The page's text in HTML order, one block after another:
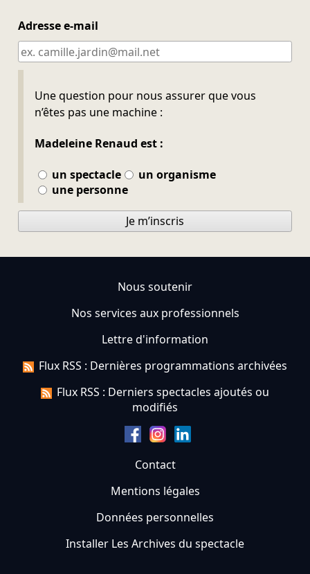
Adresse e-mail
Une question pour nous assurer que vous
n’êtes pas une machine :
Madeleine Renaud est :
un spectacle
un organisme
une personne
Ne pas remplir
Je m’inscris
Nous soutenir
Nos services aux professionnels
Lettre d'information
Flux RSS : Dernières programmations archivées
Flux RSS : Derniers spectacles ajoutés ou
modifiés
Contact
Mentions légales
Données personnelles
Installer Les Archives du spectacle